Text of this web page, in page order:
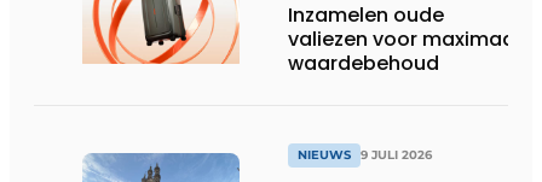
Inzamelen oude
valiezen voor maximaal
waardebehoud
NIEUWS 9 JULI 2026